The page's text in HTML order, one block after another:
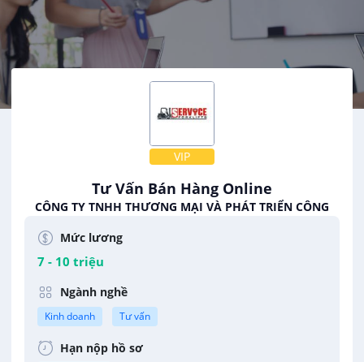
VIP
Tư Vấn Bán Hàng Online
CÔNG TY TNHH THƯƠNG MẠI VÀ PHÁT TRIỂN CÔNG
Mức lương
7 - 10 triệu
Ngành nghề
Kinh doanh Tư vấn
Hạn nộp hồ sơ